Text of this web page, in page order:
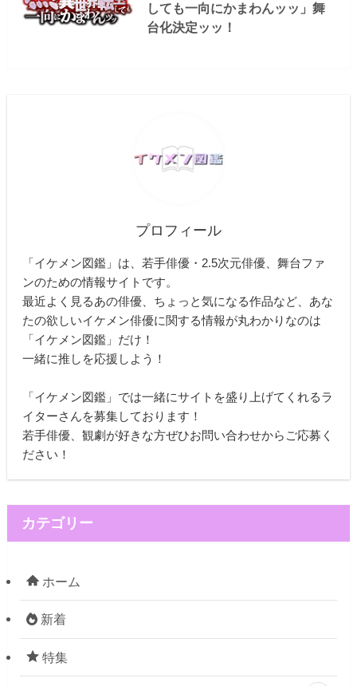
しても一向にかまわんッッ」舞
台化決定ッッ！
プロフィール
「イケメン図鑑」は、若手俳優・2.5次元俳優、舞台ファ
ンのための情報サイトです。
最近よく見るあの俳優、ちょっと気になる作品など、あな
たの欲しいイケメン俳優に関する情報が丸わかりなのは
「イケメン図鑑」だけ！
一緒に推しを応援しよう！
「イケメン図鑑」では一緒にサイトを盛り上げてくれるラ
イターさんを募集しております！
若手俳優、観劇が好きな方ぜひお問い合わせからご応募く
ださい！
カテゴリー
ホーム
新着
特集